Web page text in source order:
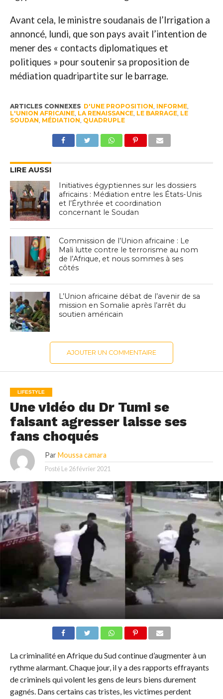
Avant cela, le ministre soudanais de l’Irrigation a
annoncé, lundi, que son pays avait l’intention de
mener des « contacts diplomatiques et
politiques » pour soutenir sa proposition de
médiation quadripartite sur le barrage.
ARTICLES CONNEXES D'UNE PROPOSITION, INFORME,
L'UNION AFRICAINE, LA RENAISSANCE, LE BARRAGE, LE
SOUDAN, MÉDIATION, QUADRUPLE
LIRE AUSSI
Initiatives égyptiennes sur les dossiers
africains : Médiation entre les États-Unis
et l’Érythrée et coordination
concernant le Soudan
Commission de l’Union africaine : Le
Mali lutte contre le terrorisme au nom
de l’Afrique, et nous sommes à ses
côtés
L’Union africaine débat de l’avenir de sa
mission en Somalie après l’arrêt du
soutien américain
AJOUTER UN COMMENTAIRE
LIFESTYLE
Une vidéo du Dr Tumi se
faisant agresser laisse ses
fans choqués
Par Moussa camara
Posté Le 26 février 2021
La criminalité en Afrique du Sud continue d’augmenter à un
rythme alarmant. Chaque jour, il y a des rapports effrayants
de criminels qui volent les gens de leurs biens durement
gagnés. Dans certains cas tristes, les victimes perdent